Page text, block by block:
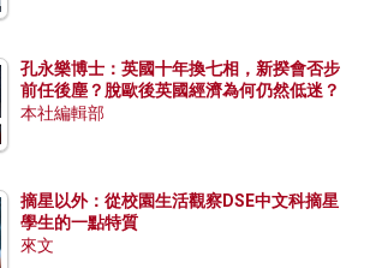
孔永樂博士：英國十年換七相，新揆會否步
前任後塵？脫歐後英國經濟為何仍然低迷？
本社編輯部
摘星以外：從校園生活觀察DSE中文科摘星
學生的一點特質
來文